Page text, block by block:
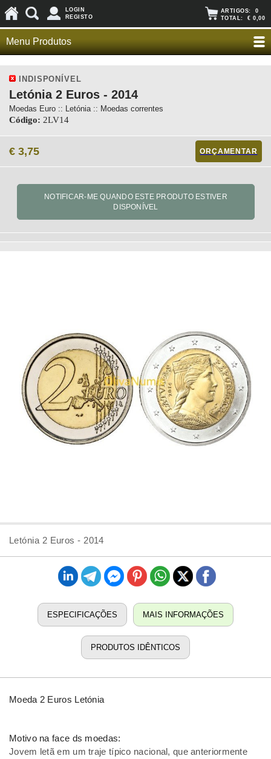
LOGIN
REGISTO
ARTIGOS: 0
TOTAL: € 0,00
Menu Produtos
INDISPONÍVEL
Letónia 2 Euros - 2014
Moedas Euro :: Letónia :: Moedas correntes
Código: 2LV14
€ 3,75 ORÇAMENTAR
Letónia 2 Euros - 2014
ESPECIFICAÇÕES MAIS INFORMAÇÕES
PRODUTOS IDÊNTICOS
Moeda 2 Euros Letónia
Motivo na face ds moedas:
Jovem letã em um traje típico nacional, que anteriormente